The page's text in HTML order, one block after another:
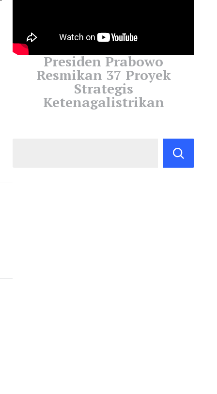
Presiden Prabowo
Resmikan 37 Proyek
Strategis
Ketenagalistrikan